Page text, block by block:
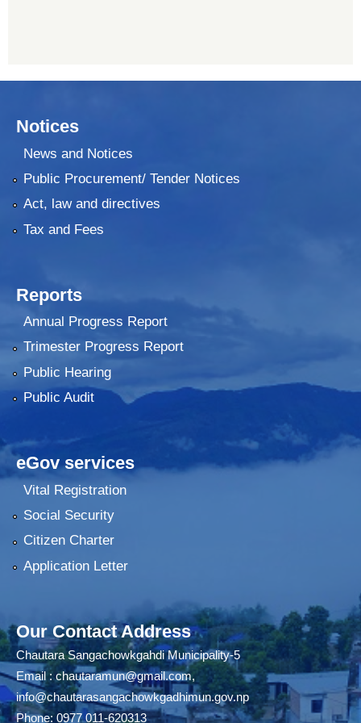
Notices
News and Notices
Public Procurement/ Tender Notices
Act, law and directives
Tax and Fees
Reports
Annual Progress Report
Trimester Progress Report
Public Hearing
Public Audit
eGov services
Vital Registration
Social Security
Citizen Charter
Application Letter
Our Contact Address
Chautara Sangachowkgahdi Municipality-5
Email :chautaramun@gmail.com,
info@chautarasangachowkgadhimun.gov.np
Phone: 0977 011-620313